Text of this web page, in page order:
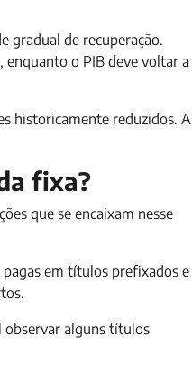
gradual de recuperação.
enquanto o PIB deve voltar a
historicamente reduzidos. A
fixa?
que se encaixam nesse
em títulos prefixados e
observar alguns títulos